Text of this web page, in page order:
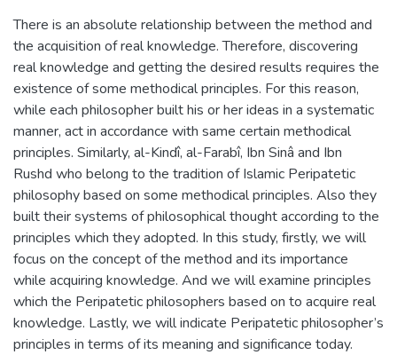
There is an absolute relationship between the method and
the acquisition of real knowledge. Therefore, discovering
real knowledge and getting the desired results requires the
existence of some methodical principles. For this reason,
while each philosopher built his or her ideas in a systematic
manner, act in accordance with same certain methodical
principles. Similarly, al-Kindî, al-Farabî, Ibn Sinâ and Ibn
Rushd who belong to the tradition of Islamic Peripatetic
philosophy based on some methodical principles. Also they
built their systems of philosophical thought according to the
principles which they adopted. In this study, firstly, we will
focus on the concept of the method and its importance
while acquiring knowledge. And we will examine principles
which the Peripatetic philosophers based on to acquire real
knowledge. Lastly, we will indicate Peripatetic philosopher’s
principles in terms of its meaning and significance today.